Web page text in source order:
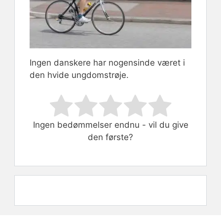
Ingen danskere har nogensinde været i
den hvide ungdomstrøje.
Rate this item:
Submit Rating
Ingen bedømmelser endnu - vil du give
den første?